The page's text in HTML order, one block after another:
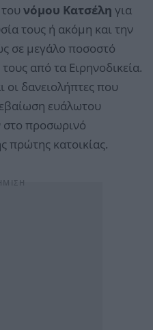
νόμου Κατσέλη για
τους ή ακόμη και την
σε μεγάλο ποσοστό
από τα Ειρηνοδικεία.
οι δανειολήπτες που
ευάλωτου
στο προσωρινό
πρώτης κατοικίας.